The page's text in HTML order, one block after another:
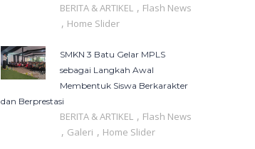
BERITA & ARTIKEL , Flash News
, Home Slider
SMKN 3 Batu Gelar MPLS
sebagai Langkah Awal
Membentuk Siswa Berkarakter
dan Berprestasi
BERITA & ARTIKEL , Flash News
, Galeri , Home Slider